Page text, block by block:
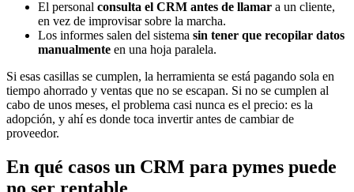
El personal consulta el CRM antes de llamar a un cliente,
en vez de improvisar sobre la marcha.
Los informes salen del sistema sin tener que recopilar datos
manualmente en una hoja paralela.
Si esas casillas se cumplen, la herramienta se está pagando sola en
tiempo ahorrado y ventas que no se escapan. Si no se cumplen al
cabo de unos meses, el problema casi nunca es el precio: es la
adopción, y ahí es donde toca invertir antes de cambiar de
proveedor.
En qué casos un CRM para pymes puede